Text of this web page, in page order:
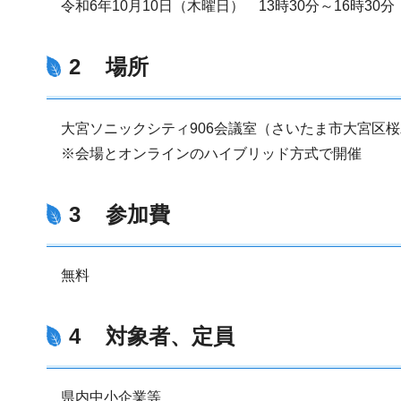
令和6年10月10日（木曜日） 13時30分～16時30分
2 場所
大宮ソニックシティ906会議室（さいたま市大宮区桜
※会場とオンラインのハイブリッド方式で開催
3 参加費
無料
4 対象者、定員
県内中小企業等